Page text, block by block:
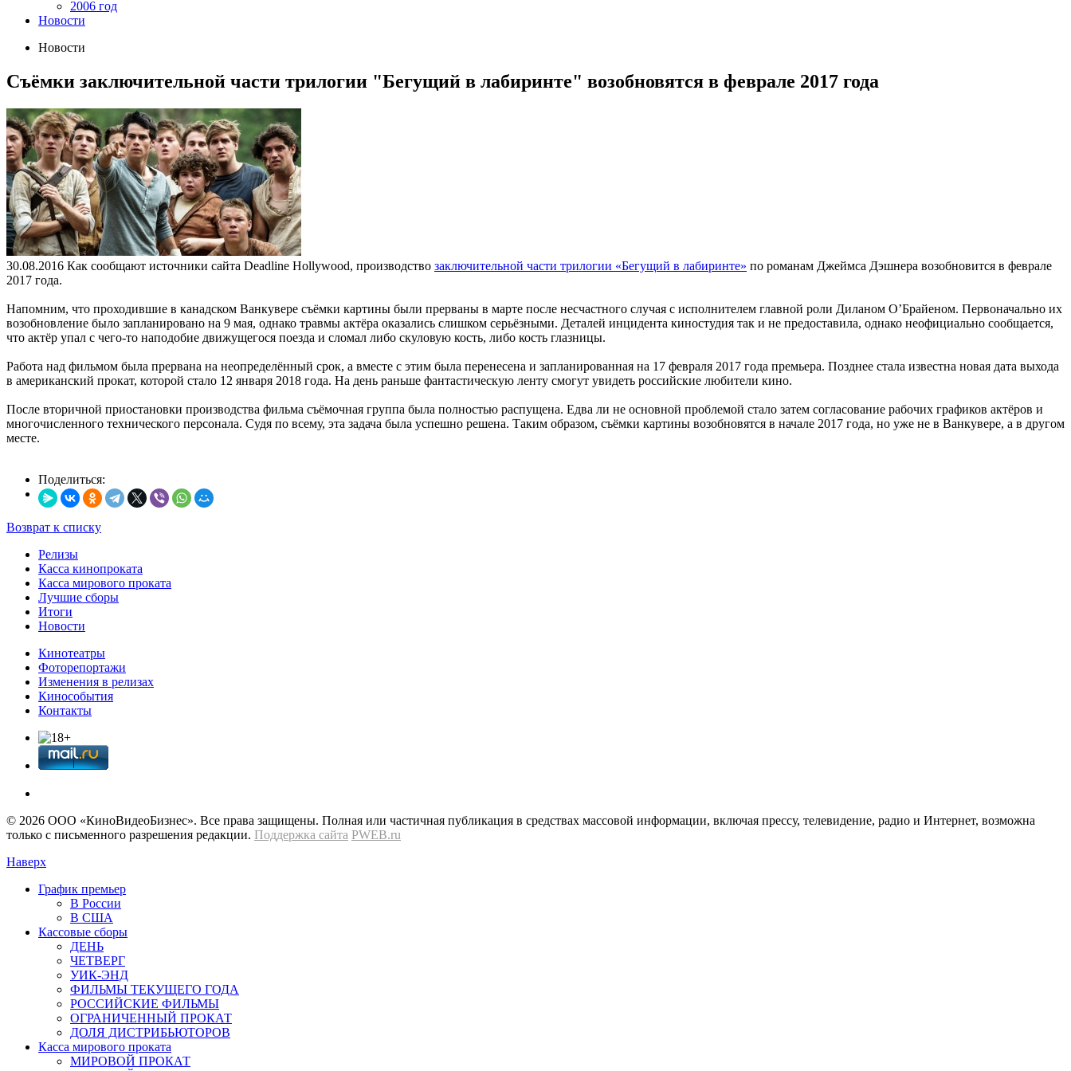
2006 год
Новости
Новости
Съёмки заключительной части трилогии "Бегущий в лабиринте" возобновятся в феврале 2017 года
30.08.2016 Как сообщают источники сайта Deadline Hollywood, производство заключительной части трилогии «Бегущий в лабиринте» по романам Джеймса Дэшнера возобновится в феврале
2017 года.
Напомним, что проходившие в канадском Ванкувере съёмки картины были прерваны в марте после несчастного случая с исполнителем главной роли Диланом О’Брайеном. Первоначально их
возобновление было запланировано на 9 мая, однако травмы актёра оказались слишком серьёзными. Деталей инцидента киностудия так и не предоставила, однако неофициально сообщается,
что актёр упал с чего-то наподобие движущегося поезда и сломал либо скуловую кость, либо кость глазницы.
Работа над фильмом была прервана на неопределённый срок, а вместе с этим была перенесена и запланированная на 17 февраля 2017 года премьера. Позднее стала известна новая дата выхода
в американский прокат, которой стало 12 января 2018 года. На день раньше фантастическую ленту смогут увидеть российские любители кино.
После вторичной приостановки производства фильма съёмочная группа была полностью распущена. Едва ли не основной проблемой стало затем согласование рабочих графиков актёров и
многочисленного технического персонала. Судя по всему, эта задача была успешно решена. Таким образом, съёмки картины возобновятся в начале 2017 года, но уже не в Ванкувере, а в другом
месте.
Поделиться:
Возврат к списку
Релизы
Касса кинопроката
Касса мирового проката
Лучшие сборы
Итоги
Новости
Кинотеатры
Фоторепортажи
Изменения в релизах
Кинособытия
Контакты
© 2026 OOО «КиноВидеоБизнес». Все права защищены. Полная или частичная публикация в средствах массовой информации, включая прессу, телевидение, радио и Интернет, возможна
только с письменного разрешения редакции. Поддержка сайта PWEB.ru
Наверх
График премьер
В России
В США
Кассовые сборы
ДЕНЬ
ЧЕТВЕРГ
УИК-ЭНД
ФИЛЬМЫ ТЕКУЩЕГО ГОДА
РОССИЙСКИЕ ФИЛЬМЫ
ОГРАНИЧЕННЫЙ ПРОКАТ
ДОЛЯ ДИСТРИБЬЮТОРОВ
Касса мирового проката
МИРОВОЙ ПРОКАТ